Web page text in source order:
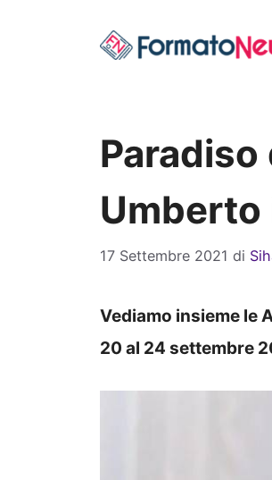
17 Settembre 2021 di
Vediamo insieme le
20 al 24 settembre